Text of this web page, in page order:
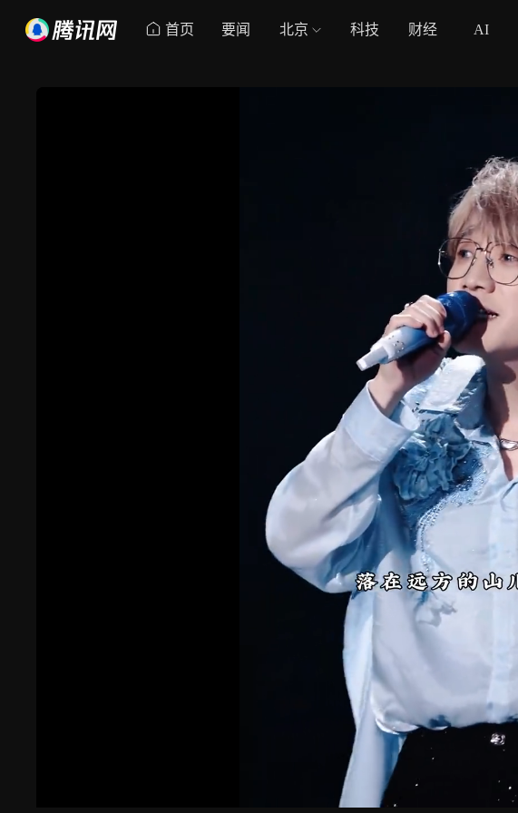
首页 要闻 北京 科技 财经 AI